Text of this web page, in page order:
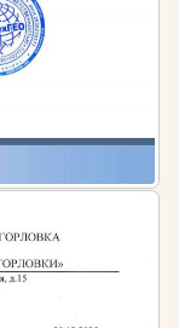
по их
неполадки
руководитель
должные